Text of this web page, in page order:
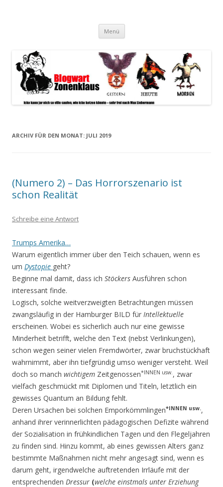
spiegeln im wesentlichen den Gesundheitszustand dieser unserer
Menü Zum
springen
ARCHIV FÜR DEN MONAT: JULI 2019
(Numero 2) – Das Horrorszenario ist
schon Realität
Schreibe eine Antwort
Trumps Amerika…
Warum eigentlich immer über den Teich schauen, wenn es
um Dystopie geht?
Beginne mal damit, dass ich Stöckers Ausführen schon
interessant finde.
Logisch, solche weitverzweigten Betrachtungen müssen
zwangsläufig in der Hamburger BILD für Intellektuelle
erscheinen. Wobei es sicherlich auch nur eine gewisse
Minderheit betrifft, welche den Text (nebst Verlinkungen),
schon wegen seiner vielen Fremdwörter, zwar bruchstückhaft
wahrnimmt, aber ihn tiefgründig umso weniger versteht. Weil
doch so manch wichtigem Zeitgenossen*INNEN usw. , zwar
vielfach geschmückt mit Diplomen und Titeln, letztlich ein
gewisses Quantum an Bildung fehlt.
Deren Ursachen bei solchen Emporkömmlingen*INNEN usw.,
anhand ihrer verinnerlichten pädagogischen Defizite während
der Sozialisation in frühkindlichen Tagen und den Flegeljahren
zu finden sind. Hinzu kommt, ab eines gewissen Alters ganz
bestimmte Maßnahmen nicht mehr angesagt sind, wenn es
darum geht, irgendwelche auftretenden Irrläufe mit der
entsprechenden Dressur (welche einstmals unter Erziehung